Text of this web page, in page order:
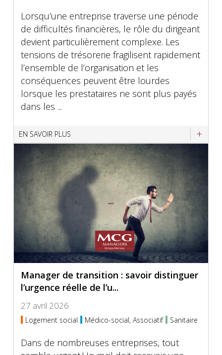
Lorsqu’une entreprise traverse une période
de difficultés financières, le rôle du dirigeant
devient particulièrement complexe. Les
tensions de trésorerie fragilisent rapidement
l’ensemble de l’organisation et les
conséquences peuvent être lourdes
lorsque les prestataires ne sont plus payés
dans les ...
EN SAVOIR PLUS
Manager de transition : savoir distinguer
l’urgence réelle de l’u...
27 avril 2026
Logement social Médico-social, Associatif Sanitaire
Dans de nombreuses entreprises, tout